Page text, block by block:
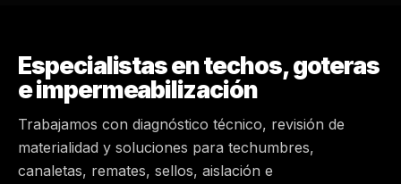
PEÑALOLÉN
HUECHURABA
QUILICURA
Especialistas en techos, goteras
e impermeabilización
Trabajamos con diagnóstico técnico, revisión de
materialidad y soluciones para techumbres,
canaletas, remates, sellos, aislación e